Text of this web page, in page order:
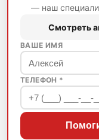
— наш
Смотреть
ВАШЕ ИМЯ
ТЕЛЕФОН *